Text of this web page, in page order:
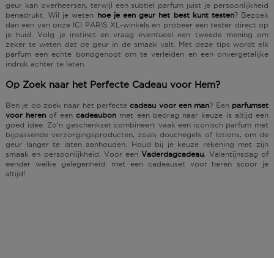
geur kan overheersen, terwijl een subtiel parfum juist je persoonlijkheid
benadrukt.Wil je weten hoe je een geur het best kunt testen? Bezoek
dan een van onze ICI PARIS XL-winkels en probeer eentester direct op
je huid. Volg je instinct en vraag eventueel een tweede mening om
zeker te weten dat de geur in de smaak valt. Met deze tips wordt elk
parfum een echte bondgenoot om te verleiden en een onvergetelijke
indruk achter te laten.
Op Zoek naar het Perfecte Cadeau voor Hem?
Ben je op zoek naar het perfectecadeau voor een man? Een parfumset
voor heren of een cadeaubon met een bedrag naar keuze is altijd een
goed idee. Zo’n geschenkset combineert vaak een iconisch parfum met
bijpassende verzorgingsproducten, zoals douchegels of lotions, om de
geur langer te laten aanhouden. Houd bij je keuze rekening met zijn
smaak en persoonlijkheid. Voor eenVaderdagcadeau Valentijnsdag of
eender welke gelegenheid: met een cadeauset voor heren scoor je
altijd!